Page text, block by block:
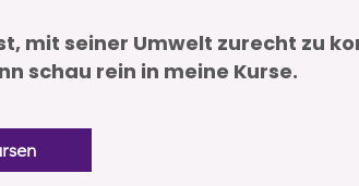
mit seiner Umwelt zurecht zu
schau rein in meine Kurse​.